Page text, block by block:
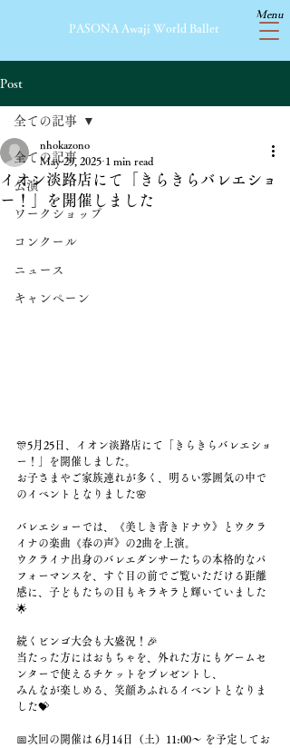
Menu
​PASONA Awaji World Ballet
Post
全ての記事
公演
ワークショップ
コンクール
ニュース
キャンペーン
全ての記事
イオン淡路店にて「きらきらバレエショ
ー！」を開催しました
nhokazono
May 29, 2025 1 min read
🎊5月25日、イオン淡路店にて「きらきらバレエショ
ー！」を開催しました。
お子さまやご家族連れが多く、明るい雰囲気の中で
のイベントとなりました🌸
バレエショーでは、《美しき青きドナウ》とウクラ
イナの楽曲《春の声》の2曲を上演。
ウクライナ出身のバレエダンサーたちの本格的なパ
フォーマンスを、すぐ目の前でご覧いただける距離
感に、子どもたちの目もキラキラと輝いていました
🌟
続くビンゴ大会も大盛況！🎉
当たった方にはおもちゃを、外れた方にもゲームセ
ンターで使えるチケットをプレゼントし、
みんなが楽しめる、笑顔あふれるイベントとなりま
した💝
📅次回の開催は 6月14日（土）11:00〜 を予定してお